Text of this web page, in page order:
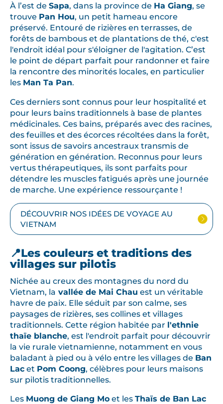
À l’est de Sapa, dans la province de Ha Giang, se
trouve Pan Hou, un petit hameau encore
préservé. Entouré de rizières en terrasses, de
forêts de bambous et de plantations de thé, c'est
l'endroit idéal pour s'éloigner de l'agitation. C’est
le point de départ parfait pour randonner et faire
la rencontre des minorités locales, en particulier
les Man Ta Pan.
Ces derniers sont connus pour leur hospitalité et
pour leurs bains traditionnels à base de plantes
médicinales. Ces bains, préparés avec des racines,
des feuilles et des écorces récoltées dans la forêt,
sont issus de savoirs ancestraux transmis de
génération en génération. Reconnus pour leurs
vertus thérapeutiques, ils sont parfaits pour
détendre les muscles fatigués après une journée
de marche. Une expérience ressourçante !
DÉCOUVRIR NOS IDÉES DE VOYAGE AU
VIETNAM
📍Les couleurs et traditions des
villages sur pilotis
Nichée au creux des montagnes du nord du
Vietnam, la vallée de Mai Chau est un véritable
havre de paix. Elle séduit par son calme, ses
paysages de rizières, ses collines et villages
traditionnels. Cette région habitée par l'ethnie
thaïe blanche, est l'endroit parfait pour découvrir
la vie rurale vietnamienne, notamment en vous
baladant à pied ou à vélo entre les villages de Ban
Lac et Pom Coong, célèbres pour leurs maisons
sur pilotis traditionnelles.
Les Muong de Giang Mo et les Thaïs de Ban Lac